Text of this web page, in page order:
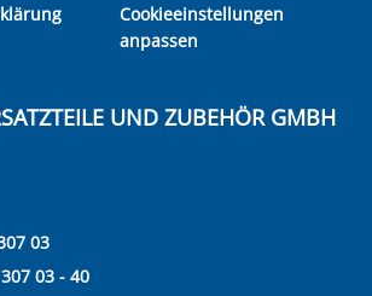
Cookieeinstellungen
anpassen
UND ZUBEHÖR GMBH
03
03 - 40